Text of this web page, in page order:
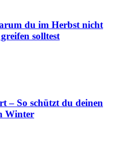
du im Herbst nicht
solltest
– So schützt du deinen
Winter